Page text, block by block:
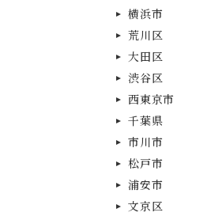
横浜市
荒川区
大田区
渋谷区
西東京市
千葉県
市川市
松戸市
浦安市
文京区